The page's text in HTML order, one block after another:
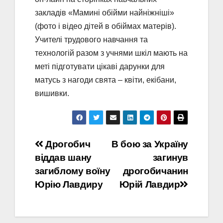
закладів «Мамині обійми найніжніші»
(фото і відео дітей в обіймах матерів).
Учителі трудового навчання та
технологій разом з учнями шкіл мають на
меті підготувати цікаві дарунки для
матусь з нагоди свята – квіти, екібани,
вишивки.
Навігація
записів
В бою за Україну
загинув
дрогобичанин
Юрій Лавдир
Дрогобич
віддав шану
загиблому воїну
Юрію Лавдиру